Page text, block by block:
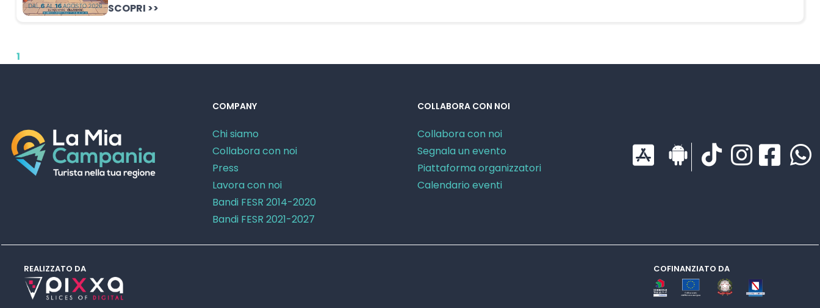
SCOPRI >>
1
COMPANY
Chi siamo
Collabora con noi
Press
Lavora con noi
Bandi FESR 2014-2020
Bandi FESR 2021-2027
COLLABORA CON NOI
Collabora con noi
Segnala un evento
Piattaforma organizzatori
Calendario eventi
REALIZZATO DA COFINANZIATO DA